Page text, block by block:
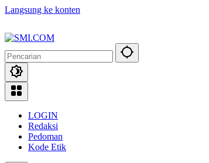
Langsung ke konten
LOGIN
Redaksi
Pedoman
Kode Etik